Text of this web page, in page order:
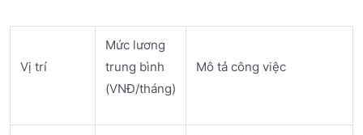
Vị trí
Mức lương
trung bình
(VNĐ/tháng)
Mô tả công việc